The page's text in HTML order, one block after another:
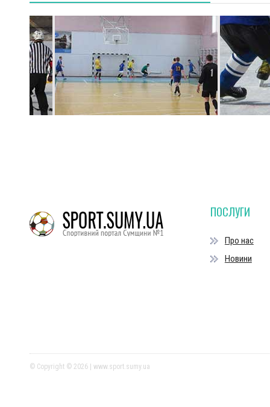
ПОСЛУГИ
Про нас
Новини
© Copyright © 2026 | www.sport.sumy.ua